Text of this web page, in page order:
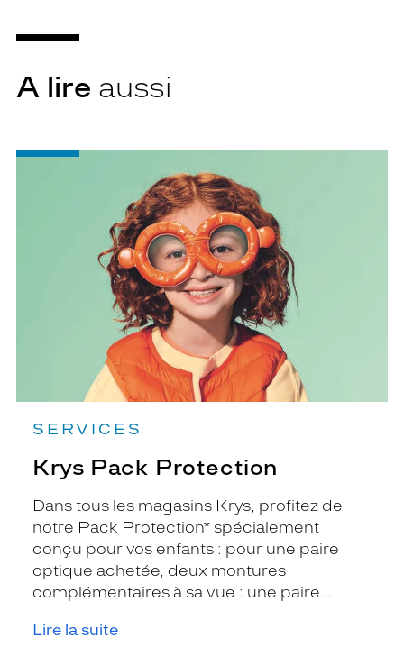
A lire aussi
SERVICES
Krys Pack Protection
Dans tous les magasins Krys, profitez de
notre Pack Protection* spécialement
conçu pour vos enfants : pour une paire
optique achetée, deux montures
complémentaires à sa vue : une paire
paire anti-lumière bleue pour les écrans.
Lire la suite
-